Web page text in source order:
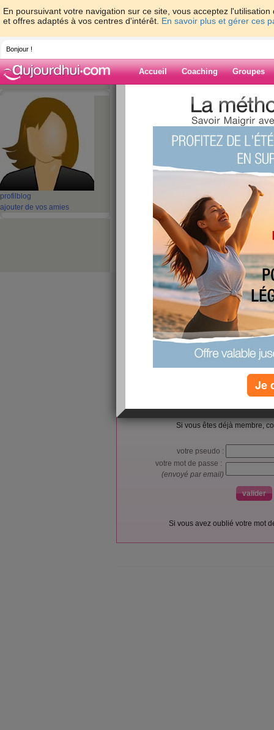
En poursuivant votre navigation sur ce site, vous acceptez
et offres adaptés à vos centres d'intérêt. En savoir plus et gérer ces
Bonjour !
Accueil Coaching Groupes
profil blog
ajouter de vos amies
> maikhanh100 >
Temperature Compensated Crystal Oscillator
Blog de
High-quality
Temperature
Crystal Oscillator
publié le 29/11/2022 à 03:08
ABM3C Series 12 MHz ±30 ppm 18 pF -40 to
https://www.futureelectronics.com/p/
crystals/abm3c-12-000mhz-d4y-t-abracon-
L’accès et l’utilisation du forum sont
Si vous êtes déjà membre,
votre pseudo :
votre mot de passe :
(envoyé par email)
Si vous avez oublié votre mot
Je